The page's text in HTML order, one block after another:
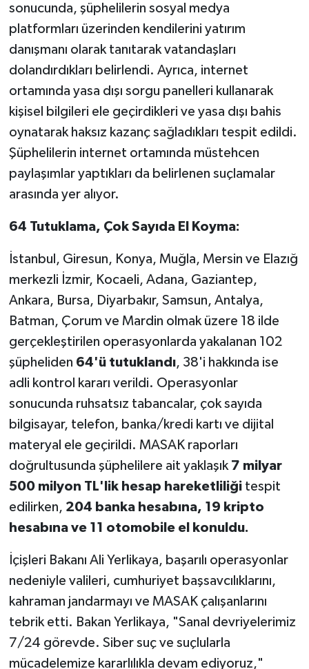
sonucunda, şüphelilerin sosyal medya
platformları üzerinden kendilerini yatırım
danışmanı olarak tanıtarak vatandaşları
dolandırdıkları belirlendi. Ayrıca, internet
ortamında yasa dışı sorgu panelleri kullanarak
kişisel bilgileri ele geçirdikleri ve yasa dışı bahis
oynatarak haksız kazanç sağladıkları tespit edildi.
Şüphelilerin internet ortamında müstehcen
paylaşımlar yaptıkları da belirlenen suçlamalar
arasında yer alıyor.
64 Tutuklama, Çok Sayıda El Koyma:
İstanbul, Giresun, Konya, Muğla, Mersin ve Elazığ
merkezli İzmir, Kocaeli, Adana, Gaziantep,
Ankara, Bursa, Diyarbakır, Samsun, Antalya,
Batman, Çorum ve Mardin olmak üzere 18 ilde
gerçekleştirilen operasyonlarda yakalanan 102
şüpheliden 64'ü tutuklandı, 38'i hakkında ise
adli kontrol kararı verildi. Operasyonlar
sonucunda ruhsatsız tabancalar, çok sayıda
bilgisayar, telefon, banka/kredi kartı ve dijital
materyal ele geçirildi. MASAK raporları
doğrultusunda şüphelilere ait yaklaşık 7 milyar
500 milyon TL'lik hesap hareketliliğitespit
edilirken, 204 banka hesabına, 19 kripto
hesabına ve 11 otomobile el konuldu.
İçişleri Bakanı Ali Yerlikaya, başarılı operasyonlar
nedeniyle valileri, cumhuriyet başsavcılıklarını,
kahraman jandarmayı ve MASAK çalışanlarını
tebrik etti. Bakan Yerlikaya, "Sanal devriyelerimiz
7/24 görevde. Siber suç ve suçlularla
mücadelemize kararlılıkla devam ediyoruz,"